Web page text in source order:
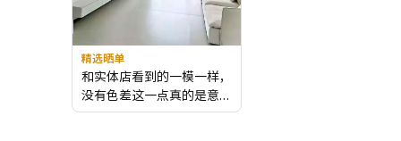
精选晒单
和实体店看到的一模一样，
没有色差这一点真的是意想
不到。坐深很深，非常舒